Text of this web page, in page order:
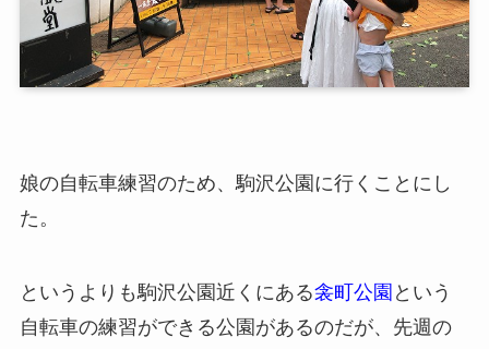
娘の自転車練習のため、駒沢公園に行くことにし
た。
というよりも駒沢公園近くにある衾町公園 という
自転車の練習ができる公園があるのだが、先週の